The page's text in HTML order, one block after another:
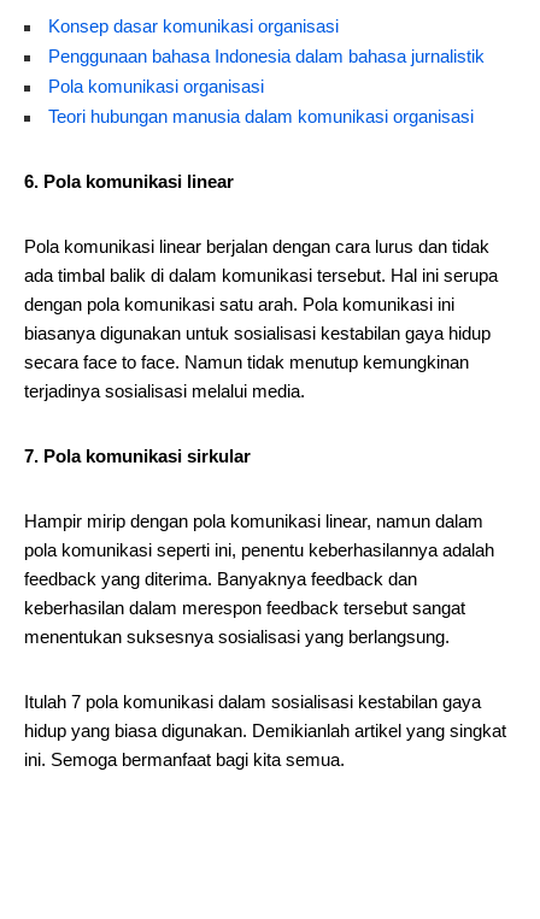
Konsep dasar komunikasi organisasi
Penggunaan bahasa Indonesia dalam bahasa jurnalistik
Pola komunikasi organisasi
Teori hubungan manusia dalam komunikasi organisasi
6. Pola komunikasi linear
Pola komunikasi linear berjalan dengan cara lurus dan tidak
ada timbal balik di dalam komunikasi tersebut. Hal ini serupa
dengan pola komunikasi satu arah. Pola komunikasi ini
biasanya digunakan untuk sosialisasi kestabilan gaya hidup
secara face to face. Namun tidak menutup kemungkinan
terjadinya sosialisasi melalui media.
7. Pola komunikasi sirkular
Hampir mirip dengan pola komunikasi linear, namun dalam
pola komunikasi seperti ini, penentu keberhasilannya adalah
feedback yang diterima. Banyaknya feedback dan
keberhasilan dalam merespon feedback tersebut sangat
menentukan suksesnya sosialisasi yang berlangsung.
Itulah 7 pola komunikasi dalam sosialisasi kestabilan gaya
hidup yang biasa digunakan. Demikianlah artikel yang singkat
ini. Semoga bermanfaat bagi kita semua.